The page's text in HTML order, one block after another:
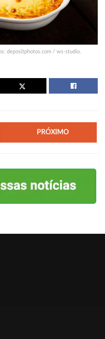
depositphotos.com / ws-studio.
PRÓXIMO